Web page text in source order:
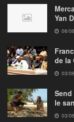
Yan
06/
de la
03/
le
03/